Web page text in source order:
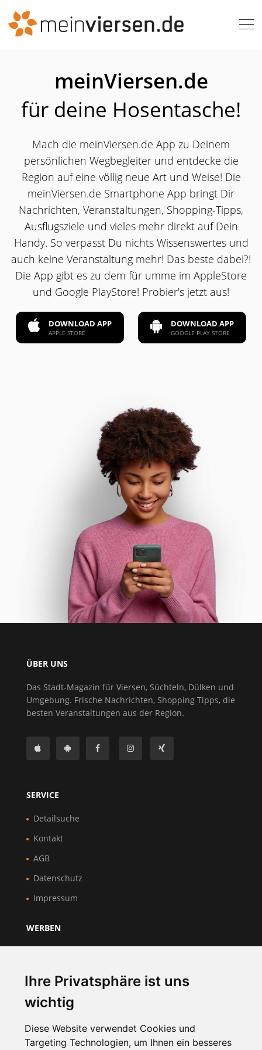
Ihre Privatsphäre ist uns
wichtig
Diese Website verwendet Cookies und
Targeting Technologien, um Ihnen ein besseres
meinViersen.de
für deine Hosentasche!
Mach die meinViersen.de App zu Deinem
persönlichen Wegbegleiter und entdecke die
Region auf eine völlig neue Art und Weise! Die
meinViersen.de Smartphone App bringt Dir
Nachrichten, Veranstaltungen, Shopping-Tipps,
Ausflugsziele und vieles mehr direkt auf Dein
Handy. So verpasst Du nichts Wissenswertes und
auch keine Veranstaltung mehr! Das beste dabei?!
Die App gibt es zu dem für umme im AppleStore
und Google PlayStore! Probier's jetzt aus!
DOWNLOAD APP
APPLE STORE
DOWNLOAD APP
GOOGLE PLAY STORE
ÜBER UNS
Das Stadt-Magazin für Viersen, Süchteln, Dülken und
Umgebung. Frische Nachrichten, Shopping Tipps, die
besten Veranstaltungen aus der Region.
SERVICE
Detailsuche
Kontakt
AGB
Datenschutz
Impressum
WERBEN
Unternehmen registrieren